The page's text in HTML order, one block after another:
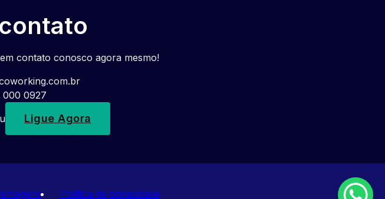
contato conosco agora mesmo!
000 0927
Ligue Agora
Política de privacidade